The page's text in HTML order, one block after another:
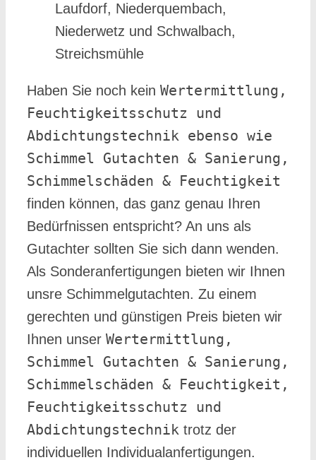
Laufdorf, Niederquembach,
Niederwetz und Schwalbach,
Streichsmühle
Haben Sie noch kein Wertermittlung,
Feuchtigkeitsschutz und
Abdichtungstechnik ebenso wie
Schimmel Gutachten & Sanierung,
Schimmelschäden & Feuchtigkeit
finden können, das ganz genau Ihren
Bedürfnissen entspricht? An uns als
Gutachter sollten Sie sich dann wenden.
Als Sonderanfertigungen bieten wir Ihnen
unsre Schimmelgutachten. Zu einem
gerechten und günstigen Preis bieten wir
Ihnen unser Wertermittlung,
Schimmel Gutachten & Sanierung,
Schimmelschäden & Feuchtigkeit,
Feuchtigkeitsschutz und
Abdichtungstechnik trotz der
individuellen Individualanfertigungen.